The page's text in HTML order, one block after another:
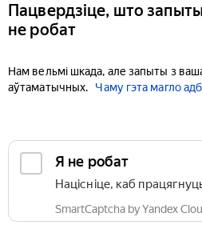
Пацвердзіце, што
не робат
Нам вельмі шкада, але запыты з
аўтаматычных.
Чаму гэта магло
Я не робат
Націсніце, каб
SmartCaptcha by Yandex